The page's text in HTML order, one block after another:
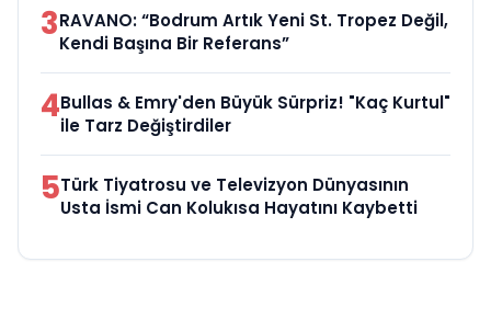
3RAVANO: “Bodrum Artık Yeni St. Tropez Değil,
Kendi Başına Bir Referans”
4Bullas & Emry'den Büyük Sürpriz! "Kaç Kurtul"
ile Tarz Değiştirdiler
5Türk Tiyatrosu ve Televizyon Dünyasının
Usta İsmi Can Kolukısa Hayatını Kaybetti